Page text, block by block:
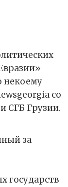
некоему
со
СГБ Грузии.
за
государств